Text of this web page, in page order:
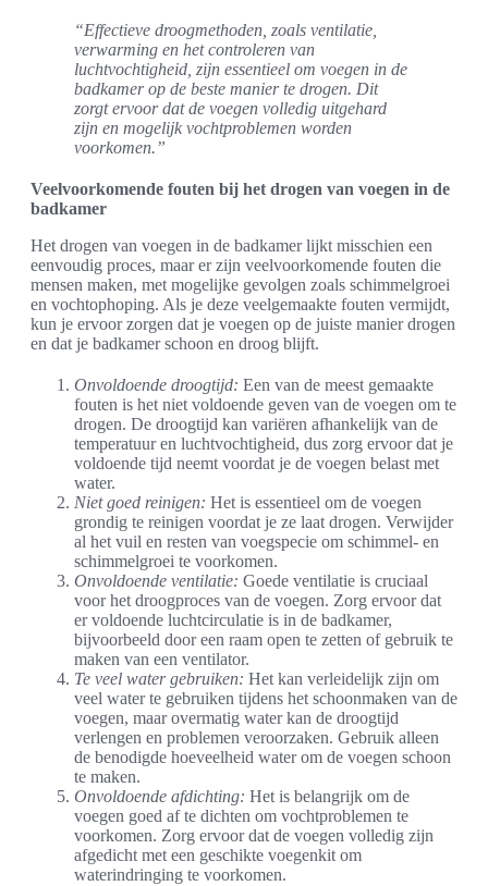
“Effectieve droogmethoden, zoals ventilatie,
verwarming en het controleren van
luchtvochtigheid, zijn essentieel om voegen in de
badkamer op de beste manier te drogen. Dit
zorgt ervoor dat de voegen volledig uitgehard
zijn en mogelijk vochtproblemen worden
voorkomen.”
Veelvoorkomende fouten bij het drogen van voegen in de
badkamer
Het drogen van voegen in de badkamer lijkt misschien een
eenvoudig proces, maar er zijn veelvoorkomende fouten die
mensen maken, met mogelijke gevolgen zoals schimmelgroei
en vochtophoping. Als je deze veelgemaakte fouten vermijdt,
kun je ervoor zorgen dat je voegen op de juiste manier drogen
en dat je badkamer schoon en droog blijft.
Onvoldoende droogtijd: Een van de meest gemaakte
fouten is het niet voldoende geven van de voegen om te
drogen. De droogtijd kan variëren afhankelijk van de
temperatuur en luchtvochtigheid, dus zorg ervoor dat je
voldoende tijd neemt voordat je de voegen belast met
water.
Niet goed reinigen: Het is essentieel om de voegen
grondig te reinigen voordat je ze laat drogen. Verwijder
al het vuil en resten van voegspecie om schimmel- en
schimmelgroei te voorkomen.
Onvoldoende ventilatie: Goede ventilatie is cruciaal
voor het droogproces van de voegen. Zorg ervoor dat
er voldoende luchtcirculatie is in de badkamer,
bijvoorbeeld door een raam open te zetten of gebruik te
maken van een ventilator.
Te veel water gebruiken: Het kan verleidelijk zijn om
veel water te gebruiken tijdens het schoonmaken van de
voegen, maar overmatig water kan de droogtijd
verlengen en problemen veroorzaken. Gebruik alleen
de benodigde hoeveelheid water om de voegen schoon
te maken.
Onvoldoende afdichting: Het is belangrijk om de
voegen goed af te dichten om vochtproblemen te
voorkomen. Zorg ervoor dat de voegen volledig zijn
afgedicht met een geschikte voegenkit om
waterindringing te voorkomen.